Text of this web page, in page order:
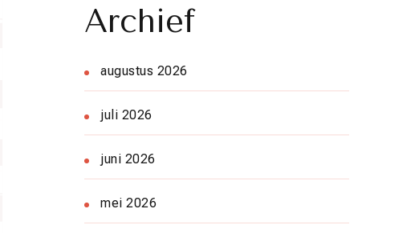
Archief
augustus 2026
juli 2026
juni 2026
mei 2026